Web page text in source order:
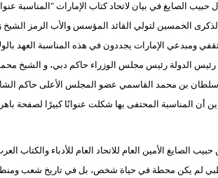
حبيب الصايغ في بيان لاتحاد كتاب الإمارات "المناسبة
الخمسين لتولي القائد المؤسس والأب الرمز الشيخ
ومبدعي الإمارات يجددون في هذه المناسبة العهد
الدولة رئيس مجلس الوزراء حاكم دبي، و الشيخ
سلطان بن محمد القاسمي عضو المجلس الأعلى حاكم
أن المناسبة المحتفى بها شكلت عنوانًا كبيرًا لصفحة
الصايغ الأمين العام للاتحاد العام للأدباء والكتاب
لم يكن محطة في حياة شخص، بل في تاريخ شعب ومنطقة